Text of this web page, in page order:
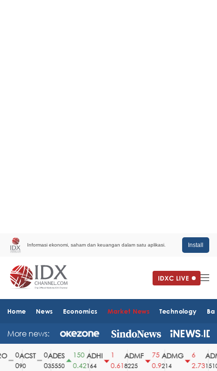
Informasi ekonomi, saham dan keuangan dalam satu aplikasi. Install
Home News Economics Market News Technology
More news:
ACST
90
ADES
35550
150
0.42
ADHI
164
0.61
ADMF
8225
75
0.9
ADMG
214
2.731510